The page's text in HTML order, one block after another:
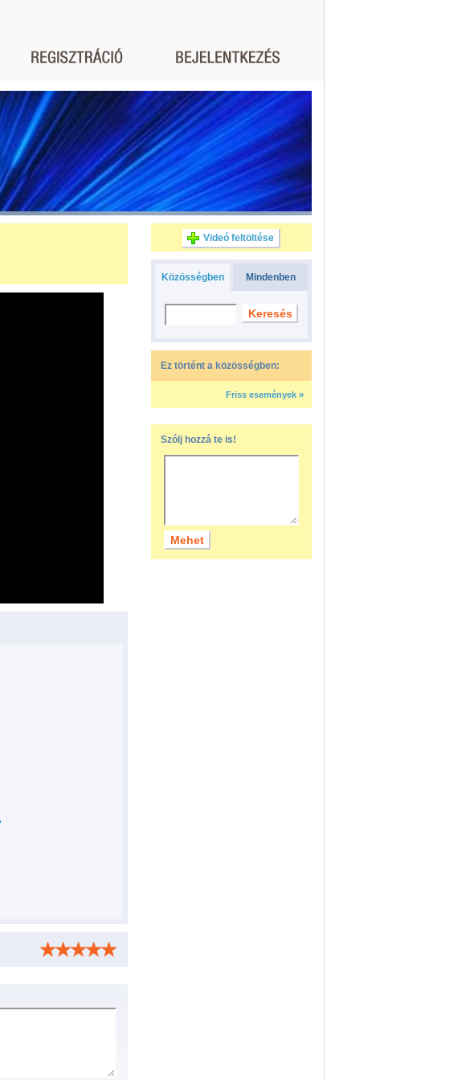
Videó feltöltése
Közösségben Mindenben
Ez történt a közösségben:
Friss események »
Szólj hozzá te is!